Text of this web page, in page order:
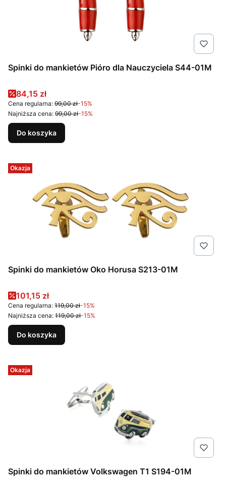
Spinki do mankietów Pióro dla Nauczyciela S44-01M
Cena promocyjna
84,15 zł
Cena regularna: 99,00 zł-15%
Najniższa cena: 99,00 zł-15%
Do koszyka
Okazja
Spinki do mankietów Oko Horusa S213-01M
Cena promocyjna
101,15 zł
Cena regularna: 119,00 zł-15%
Najniższa cena: 119,00 zł-15%
Do koszyka
Okazja
Spinki do mankietów Volkswagen T1 S194-01M